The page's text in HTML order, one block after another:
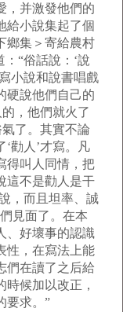
，并激發他們的
給小說集起了個
鄉集＞寄給農村
“俗話說：‘說
小說和說書唱戲
硬說他們自己的
，他們就火了
氣了。其實不論
勸人’才寫。凡
得叫人同情，把
這不是勸人是干
，而且坦率、誠
見面了。在本
、好壞事的認識
性，在寫法上能
們在讀了之后給
候加以改正，
要求。”